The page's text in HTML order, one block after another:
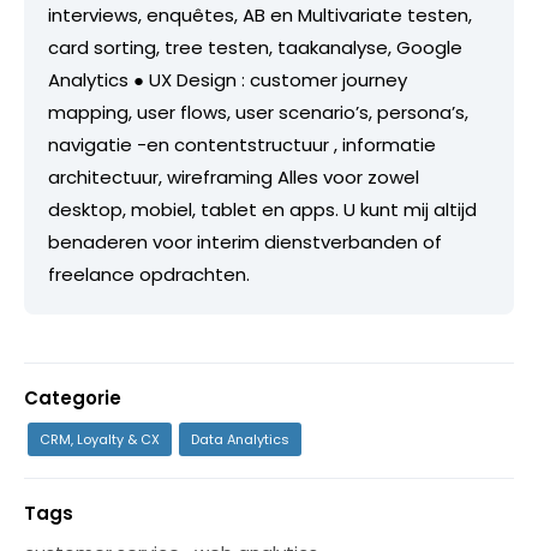
interviews, enquêtes, AB en Multivariate testen,
card sorting, tree testen, taakanalyse, Google
Analytics ● UX Design : customer journey
mapping, user flows, user scenario’s, persona’s,
navigatie -en contentstructuur , informatie
architectuur, wireframing Alles voor zowel
desktop, mobiel, tablet en apps. U kunt mij altijd
benaderen voor interim dienstverbanden of
freelance opdrachten.
Categorie
CRM, Loyalty & CX Data Analytics
Tags